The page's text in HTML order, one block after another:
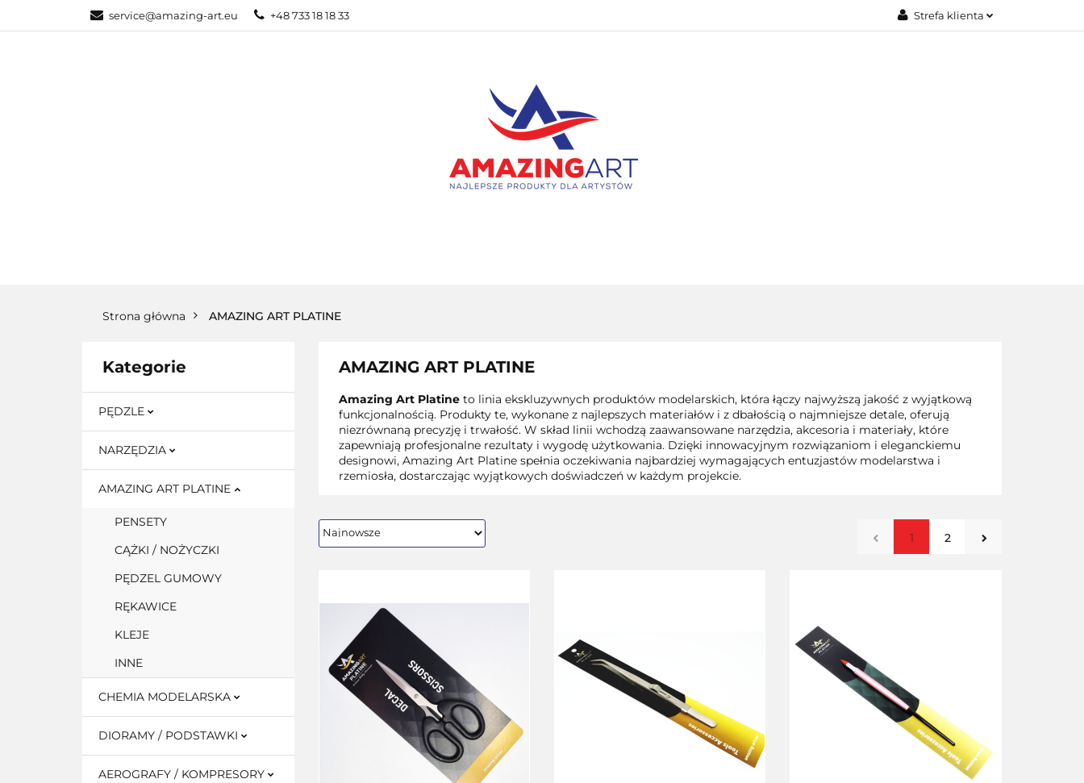
service@amazing-art.eu +48 733 18 18 33 Strefa klienta
KATEGORIE
Strona główna AMAZING ART PLATINE
Kategorie
PĘDZLE
NARZĘDZIA
AMAZING ART PLATINE
PENSETY
CĄŻKI / NOŻYCZKI
PĘDZEL GUMOWY
RĘKAWICE
KLEJE
INNE
CHEMIA MODELARSKA
DIORAMY / PODSTAWKI
AEROGRAFY / KOMPRESORY
AMAZING ART PLATINE
Amazing Art Platineto linia ekskluzywnych produktów modelarskich, która łączy najwyższą jakość z wyjątkową
funkcjonalnością. Produkty te, wykonane z najlepszych materiałów i z dbałością o najmniejsze detale, oferują
niezrównaną precyzję i trwałość. W skład linii wchodzą zaawansowane narzędzia, akcesoria i materiały, które
zapewniają profesjonalne rezultaty i wygodę użytkowania. Dzięki innowacyjnym rozwiązaniom i eleganckiemu
designowi, Amazing Art Platine spełnia oczekiwania najbardziej wymagających entuzjastów modelarstwa i
rzemiosła, dostarczając wyjątkowych doświadczeń w każdym projekcie.
1 2